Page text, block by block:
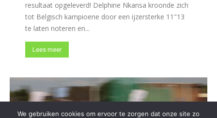
resultaat opgeleverd! Delphine Nkansa kroonde zich
tot Belgisch kampioene door een ijzersterke 11"13
te laten noteren en...
Lees meer
We gebruiken cookies om ervoor te zorgen dat onze site zo